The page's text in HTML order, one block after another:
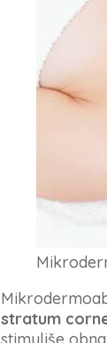
stratum